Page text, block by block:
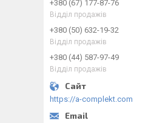
+380 (67) 177-87-76
Відділ продажів
+380 (50) 632-19-32
Відділ продажів
+380 (44) 587-97-49
Відділ продажів
https://a-complekt.com